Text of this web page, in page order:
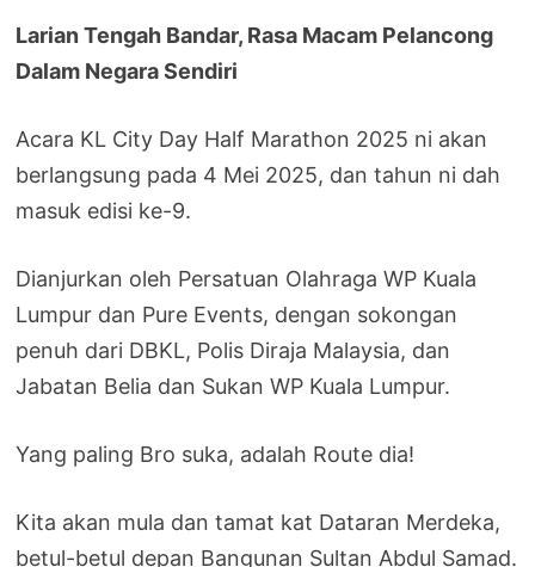
Larian Tengah Bandar, Rasa Macam Pelancong
Dalam Negara Sendiri
Acara KL City Day Half Marathon 2025 ni akan
berlangsung pada 4 Mei 2025, dan tahun ni dah
masuk edisi ke-9.
Dianjurkan oleh Persatuan Olahraga WP Kuala
Lumpur dan Pure Events, dengan sokongan
penuh dari DBKL, Polis Diraja Malaysia, dan
Jabatan Belia dan Sukan WP Kuala Lumpur.
Yang paling Bro suka, adalah Route dia!
Kita akan mula dan tamat kat Dataran Merdeka,
betul-betul depan Bangunan Sultan Abdul Samad.